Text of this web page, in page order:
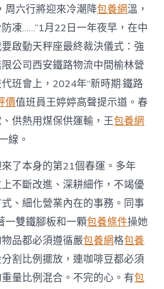
芳
香〉
中
周六行將迎來冷潮降包養網溫，
凍……”1月22日一年夜早，在中
啟動天秤座最終裁決儀式：強
公司西安鐵路物流中間榆林營
班會上，2024年“新時期·鐵路
價值班員王婷婷高聲提示道。春
供熱用煤保供運輸，王包養網
線。
了本身的第21個春運。多年
不斷改進、深耕細作，不竭優
、細化營業內在的事務。同事
一雙鐵腳板和一顆包養條件操她
品都必須遵循嚴包養網格包養
割比例擺放，連咖啡豆都必須
量比例混合。不完的心。有包